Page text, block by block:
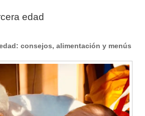
edad
consejos, alimentación y menús